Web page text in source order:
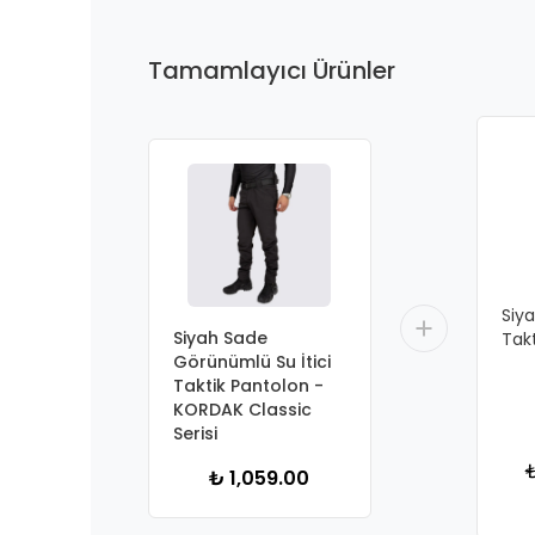
Tamamlayıcı Ürünler
Siyah Sade
Görünümlü Su İtici
Taktik Pantolon -
KORDAK Classic
Serisi
₺ 1,059.00